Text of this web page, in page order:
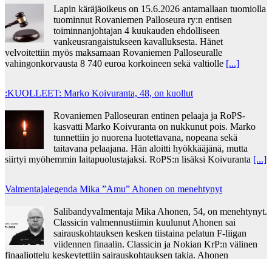
Lapin käräjäoikeus on 15.6.2026 antamallaan tuomiolla
tuominnut Rovaniemen Palloseura ry:n entisen
toiminnanjohtajan 4 kuukauden ehdolliseen
vankeusrangaistukseen kavalluksesta. Hänet
velvoitettiin myös maksamaan Rovaniemen Palloseuralle
vahingonkorvausta 8 740 euroa korkoineen sekä valtiolle [...]
:KUOLLEET: Marko Koivuranta, 48, on kuollut
Rovaniemen Palloseuran entinen pelaaja ja RoPS-
kasvatti Marko Koivuranta on nukkunut pois. Marko
tunnettiin jo nuorena luotettavana, nopeana sekä
taitavana pelaajana. Hän aloitti hyökkääjänä, mutta
siirtyi myöhemmin laitapuolustajaksi. RoPS:n lisäksi Koivuranta [...]
Valmentajalegenda Mika ”Amu” Ahonen on menehtynyt
Salibandyvalmentaja Mika Ahonen, 54, on menehtynyt.
Classicin valmennustiimin kuulunut Ahonen sai
sairauskohtauksen kesken tiistaina pelatun F-liigan
viidennen finaalin. Classicin ja Nokian KrP:n välinen
finaaliottelu keskeytettiin sairauskohtauksen takia. Ahonen